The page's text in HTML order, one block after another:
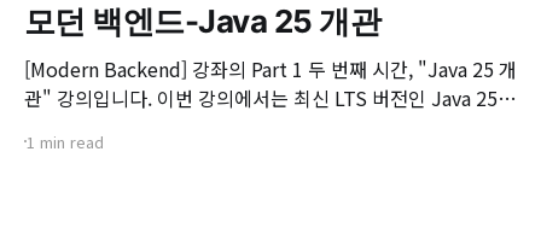
모던 백엔드-Java 25 개관
[Modern Backend] 강좌의 Part 1 두 번째 시간, "Java 25 개
관" 강의입니다. 이번 강의에서는 최신 LTS 버전인 Java 25의
Enhancement Proposal) 기능들을 살펴봅니다. 📌 주요 학
1 min read